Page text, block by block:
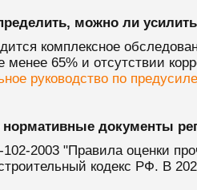
можно ли
комплексное
менее 65% и отсутствии
руководство по
нормативные документы
2003 "Правила оценки
кодекс РФ. В